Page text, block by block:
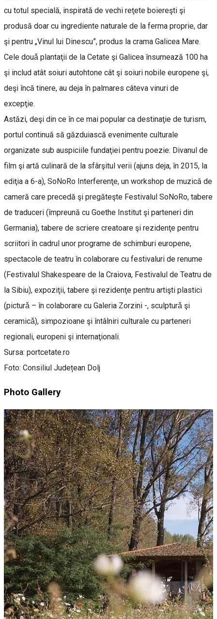
cu totul specială, inspirată de vechi reţete boiereşti şi
produsă doar cu ingrediente naturale de la ferma proprie, dar
şi pentru „Vinul lui Dinescu”, produs la crama Galicea Mare.
Cele douǎ plantaţii de la Cetate şi Galicea însumează 100 ha
şi includ atât soiuri autohtone cât şi soiuri nobile europene şi,
deşi încă tinere, au deja în palmares câteva vinuri de
excepţie.
Astăzi, deşi din ce în ce mai popular ca destinaţie de turism,
portul continuă să găzduiască evenimente culturale
organizate sub auspiciile fundaţiei pentru poezie: Divanul de
film şi artă culinară de la sfârşitul verii (ajuns deja, în 2015, la
ediţia a 6-a), SoNoRo Interferenţe, un workshop de muzică de
cameră care precedă şi pregăteşte Festivalul SoNoRo, tabere
de traduceri (împreună cu Goethe Institut şi parteneri din
Germania), tabere de scriere creatoare şi rezidenţe pentru
scriitori în cadrul unor programe de schimburi europene,
spectacole de teatru în colaborare cu festivaluri de renume
(Festivalul Shakespeare de la Craiova, Festivalul de Teatru de
la Sibiu), expoziţii, tabere şi rezidenţe pentru artişti plastici
(picturǎ – în colaborare cu Galeria Zorzini -, sculpturǎ şi
ceramicǎ), simpozioane şi întâlniri culturale cu parteneri
regionali, europeni şi internaţionali.
Sursa: portcetate.ro
Foto: Consiliul Județean Dolj
Photo Gallery